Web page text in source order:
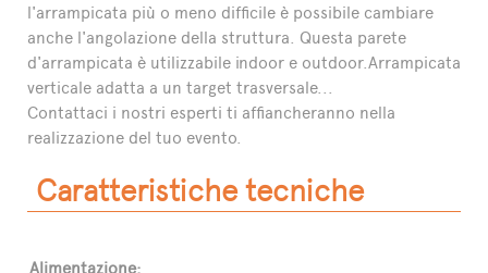
l'arrampicata più o meno difficile è possibile cambiare
anche l'angolazione della struttura. Questa parete
d'arrampicata è utilizzabile indoor e outdoor.Arrampicata
verticale adatta a un target trasversale...
Contattaci i nostri esperti ti affiancheranno nella
realizzazione del tuo evento.
Caratteristiche tecniche
Alimentazione: